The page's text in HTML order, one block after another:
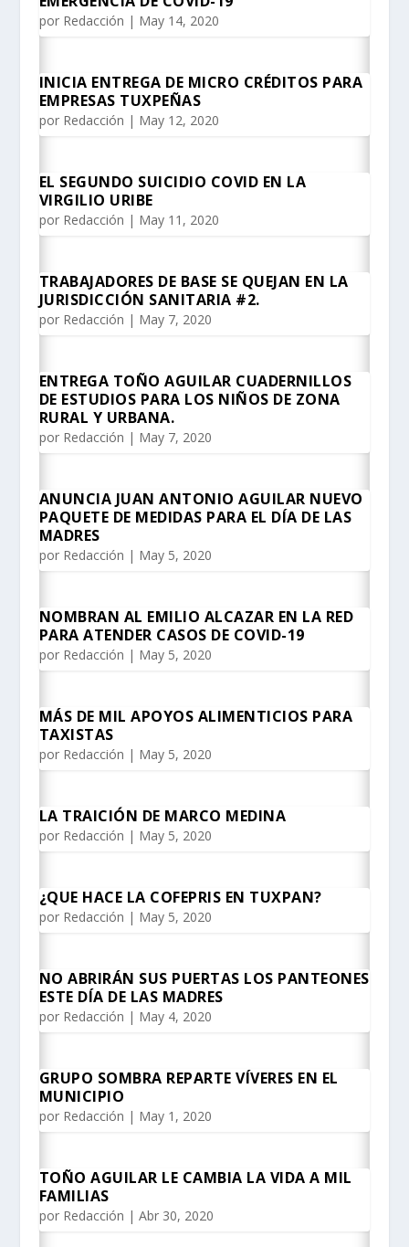
por Redacción | May 14, 2020
INICIA ENTREGA DE MICRO CRÉDITOS PARA
EMPRESAS TUXPEÑAS
por Redacción | May 12, 2020
EL SEGUNDO SUICIDIO COVID EN LA
VIRGILIO URIBE
por Redacción | May 11, 2020
TRABAJADORES DE BASE SE QUEJAN EN LA
JURISDICCIÓN SANITARIA #2.
por Redacción | May 7, 2020
ENTREGA TOÑO AGUILAR CUADERNILLOS
DE ESTUDIOS PARA LOS NIÑOS DE ZONA
RURAL Y URBANA.
por Redacción | May 7, 2020
ANUNCIA JUAN ANTONIO AGUILAR NUEVO
PAQUETE DE MEDIDAS PARA EL DÍA DE LAS
MADRES
por Redacción | May 5, 2020
NOMBRAN AL EMILIO ALCAZAR EN LA RED
PARA ATENDER CASOS DE COVID-19
por Redacción | May 5, 2020
MÁS DE MIL APOYOS ALIMENTICIOS PARA
TAXISTAS
por Redacción | May 5, 2020
LA TRAICIÓN DE MARCO MEDINA
por Redacción | May 5, 2020
¿QUE HACE LA COFEPRIS EN TUXPAN?
por Redacción | May 5, 2020
NO ABRIRÁN SUS PUERTAS LOS PANTEONES
ESTE DÍA DE LAS MADRES
por Redacción | May 4, 2020
GRUPO SOMBRA REPARTE VÍVERES EN EL
MUNICIPIO
por Redacción | May 1, 2020
TOÑO AGUILAR LE CAMBIA LA VIDA A MIL
FAMILIAS
por Redacción | Abr 30, 2020